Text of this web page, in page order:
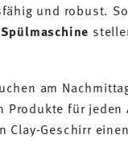
und robust.
Spülmaschine
am
für
Geschirr